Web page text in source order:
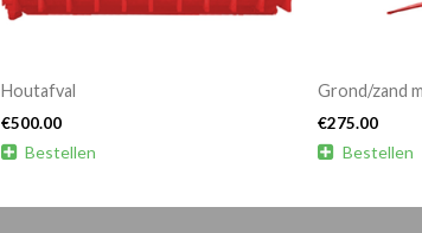
Houtafval
€500.00
 Bestellen
Grond/zand
€275.00
 Bestellen